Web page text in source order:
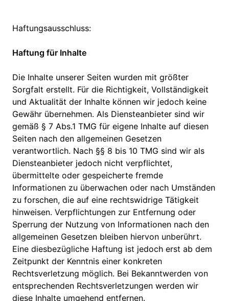
Haftungsausschluss:
Haftung für Inhalte
Die Inhalte unserer Seiten wurden mit größter
Sorgfalt erstellt. Für die Richtigkeit, Vollständigkeit
und Aktualität der Inhalte können wir jedoch keine
Gewähr übernehmen. Als Diensteanbieter sind wir
gemäß § 7 Abs.1 TMG für eigene Inhalte auf diesen
Seiten nach den allgemeinen Gesetzen
verantwortlich. Nach §§ 8 bis 10 TMG sind wir als
Diensteanbieter jedoch nicht verpflichtet,
übermittelte oder gespeicherte fremde
Informationen zu überwachen oder nach Umständen
zu forschen, die auf eine rechtswidrige Tätigkeit
hinweisen. Verpflichtungen zur Entfernung oder
Sperrung der Nutzung von Informationen nach den
allgemeinen Gesetzen bleiben hiervon unberührt.
Eine diesbezügliche Haftung ist jedoch erst ab dem
Zeitpunkt der Kenntnis einer konkreten
Rechtsverletzung möglich. Bei Bekanntwerden von
entsprechenden Rechtsverletzungen werden wir
diese Inhalte umgehend entfernen.